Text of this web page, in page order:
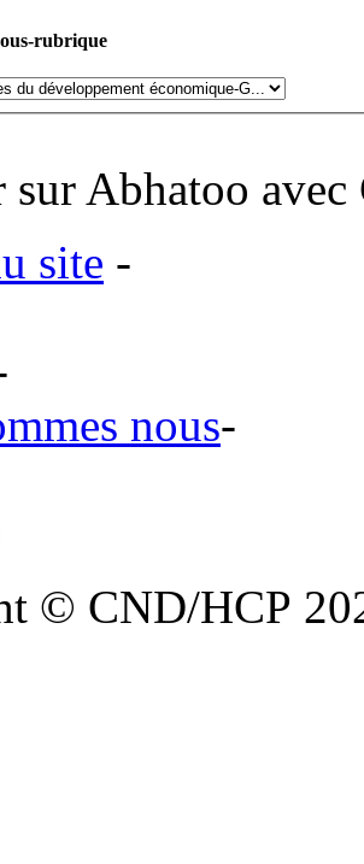
rubrique
sur Abhatoo
site -
nous-
© CND/HCP